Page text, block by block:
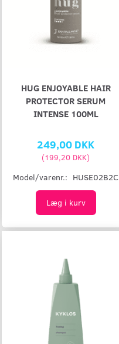
HUG ENJOYABLE HAIR
PROTECTOR SERUM
INTENSE 100ML
249,00 DKK
(199,20 DKK)
Model/varenr.: HUSE02B2C
Læg i kurv